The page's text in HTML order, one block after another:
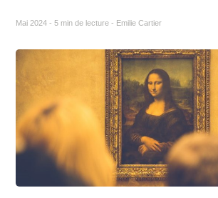
Mai 2024 - 5 min de lecture - Emilie Cartier